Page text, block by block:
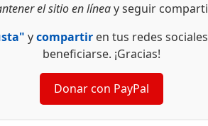
el sitio en líneay seguir
ycompartiren tus redes
beneficiarse. ¡Gracias!
Donar con PayPal